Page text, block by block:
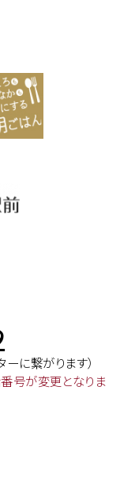
ーに繋がります）
号が変更となりま